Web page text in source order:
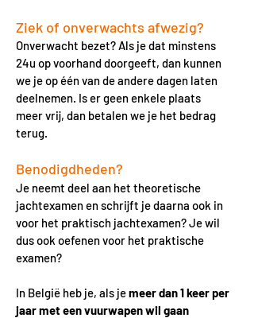
Ziek of onverwachts afwezig?
Onverwacht bezet? Als je dat minstens
24u op voorhand doorgeeft, dan kunnen
we je op één van de andere dagen laten
deelnemen. Is er geen enkele plaats
meer vrij, dan betalen we je het bedrag
terug.
Benodigdheden?
Je neemt deel aan het theoretische
jachtexamen en schrijft je daarna ook in
voor het praktisch jachtexamen? Je wil
dus ook oefenen voor het praktische
examen?
In België heb je, als jemeer dan 1 keer per
jaar met een vuurwapen wil gaan